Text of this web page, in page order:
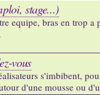
stage...)
equipe, bras en trop a
vous
s'imbibent,
d'une mousse ou